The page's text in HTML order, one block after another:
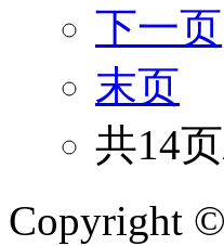
下一页
末页
共14
Copyright